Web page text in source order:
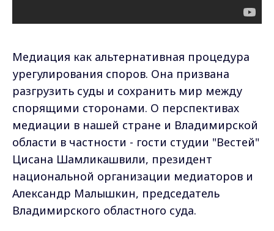
Медиация как альтернативная процедура
урегулирования споров. Она призвана
разгрузить суды и сохранить мир между
спорящими сторонами. О перспективах
медиации в нашей стране и Владимирской
области в частности - гости студии "Вестей"
Цисана Шамликашвили, президент
национальной организации медиаторов и
Александр Малышкин, председатель
Владимирского областного суда.